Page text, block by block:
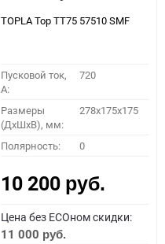
TOPLA Top TT75 57510 SMF
Пусковой ток,
A:
720
Размеры
(ДхШхВ), мм:
278x175x175
Полярность: 0
10 200 руб.
Цена без ECOном скидки:
11 000 руб.